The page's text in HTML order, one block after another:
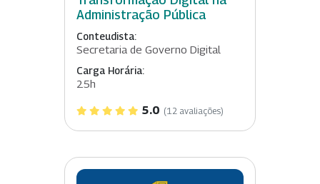
Administração Pública
Conteudista:
Secretaria de Governo Digital
Carga Horária:
25h
5.0 (12 avaliações)